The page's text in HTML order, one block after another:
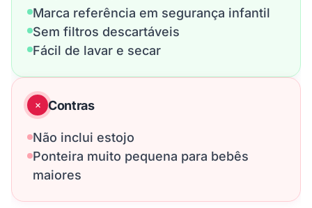
Marca referência em segurança infantil
Sem filtros descartáveis
Fácil de lavar e secar
Contras
Não inclui estojo
Ponteira muito pequena para bebês
maiores